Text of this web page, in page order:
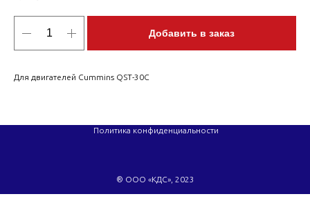
Добавить в заказ
Для двигателей Cummins QST-30C
® ООО «КДС», 2023
Политика конфиденциальности